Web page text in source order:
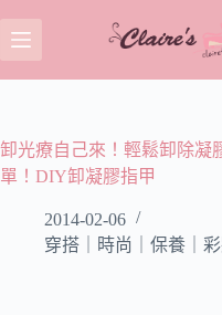
至
主
容
卸光療自己來！輕鬆卸除凝
單！DIY卸凝膠指甲
2014-02-06
穿搭｜時尚｜保養｜